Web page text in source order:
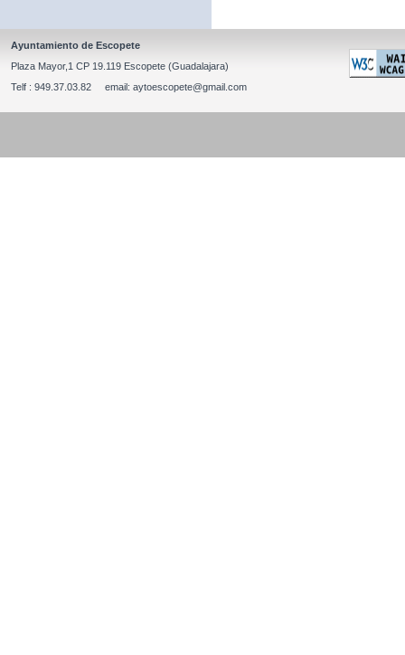
Ayuntamiento de Escopete
Plaza Mayor,1 CP 19.119 Escopete (Guadalajara)
Telf : 949.37.03.82 email: aytoescopete@gmail.com